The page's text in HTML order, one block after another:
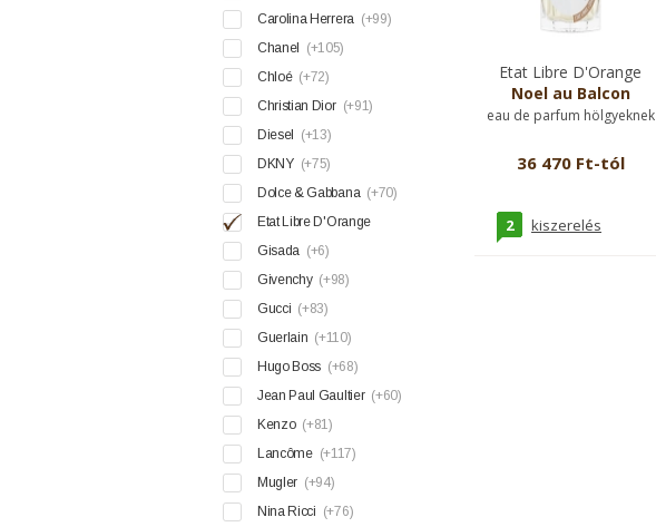
Carolina Herrera (+99)
Chanel
(+105)
Chloé (+72)
Christian Dior (+91)
Diesel
(+13)
DKNY (+75)
Dolce & Gabbana (+70)
Etat Libre D'Orange
Gisada (+6)
Givenchy (+98)
Gucci (+83)
Guerlain (+110)
Hugo Boss (+68)
Jean Paul Gaultier (+60)
Kenzo (+81)
Lancôme (+117)
Mugler (+94)
Nina Ricci (+76)
Etat Libre D'Orange
Noel au Balcon
eau de parfum hölgyeknek
36 470 Ft-tól
2 kiszerelés